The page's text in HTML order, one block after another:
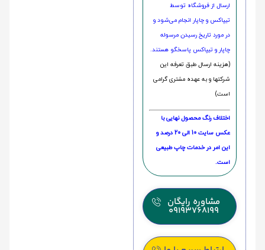
ارسال از فروشگاه توسط
تیپاکس و چاپار انجام می‌شود و
در مورد تاریخ رسیدن مرسوله
چاپار و تیپاکس پاسخگو هستند.
(هزینه ارسال طبق تعرفه این
شرکتها و به عهده مشتری گرامی
است)
اختلاف رنگ محصول نهایی با
عکس سایت 10 الی 20 درصد و
این امر در خدمات چاپ طبیعی
است.
مشاوره رایگان
09193768199